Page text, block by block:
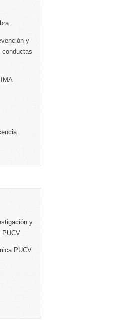
y
conductas
y
PUCV
PUCV